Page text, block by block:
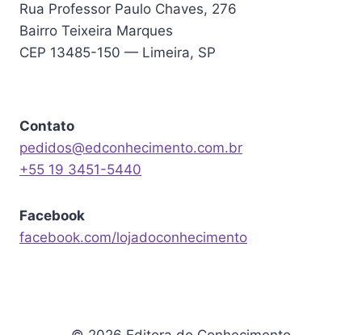
Rua Professor Paulo Chaves, 276
Bairro Teixeira Marques
CEP 13485-150 — Limeira, SP
Contato
pedidos@edconhecimento.com.br
+55 19 3451-5440
Facebook
facebook.com/lojadoconhecimento